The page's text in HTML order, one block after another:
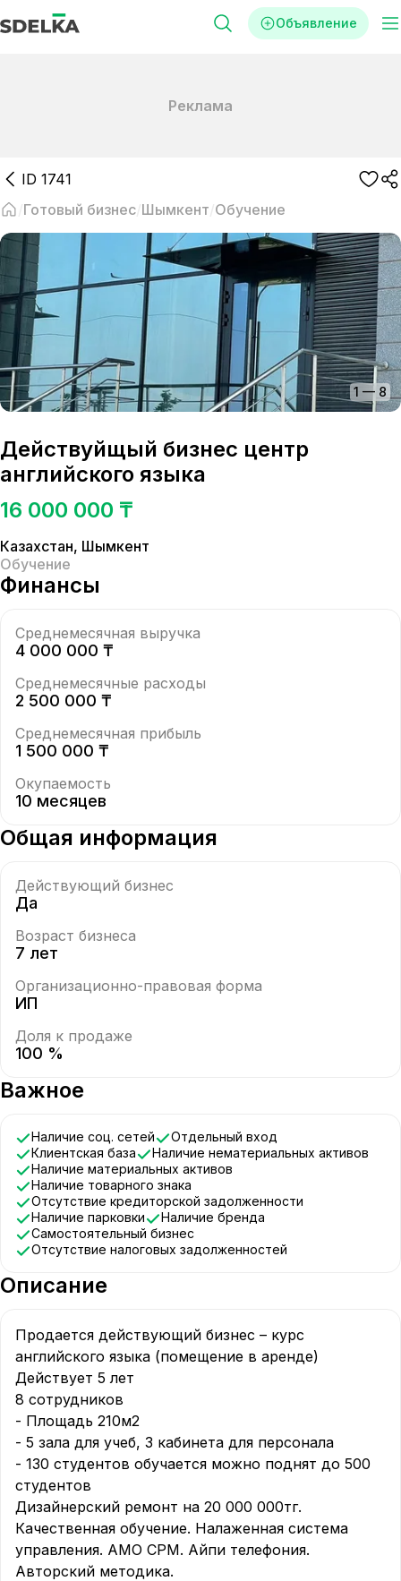
Объявление
Реклама
ID 1741
Готовый бизнес Шымкент Обучение
1 — 8
Действуйщый бизнес центр
английского языка
16 000 000 ₸
Казахстан, Шымкент
Обучение
Финансы
Среднемесячная выручка
4 000 000 ₸
Среднемесячные расходы
2 500 000 ₸
Среднемесячная прибыль
1 500 000 ₸
Окупаемость
10 месяцев
Общая информация
Действующий бизнес
Да
Возраст бизнеса
7 лет
Организационно-правовая форма
ИП
Доля к продаже
100 %
Важное
Наличие соц. сетей
Отдельный вход
Клиентская база
Наличие нематериальных активов
Наличие материальных активов
Наличие товарного знака
Отсутствие кредиторской задолженности
Наличие парковки
Наличие бренда
Самостоятельный бизнес
Отсутствие налоговых задолженностей
Описание
Продается действующий бизнес – курс
английского языка (помещение в аренде)
Действует 5 лет
8 сотрудников
- Площадь 210м2
- 5 зала для учеб, 3 кабинета для персонала
- 130 студентов обучается можно поднят до 500
студентов
Дизайнерский ремонт на 20 000 000тг.
Качественная обучение. Налаженная система
управления. АМО СРМ. Айпи телефония.
Авторский методика.